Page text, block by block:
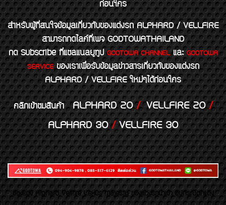
ก่อนใคร
สำหรับผู้ที่สนใจข้อมูลเกี่ยวกับของแต่งรถ ALPHARD / VELLFIRE
สามารถกดไลค์ที่เพจ GODTOWATHAILAND
กด Subscribe ที่แชลแนลยูทูปGODTOWA CHANNELและGODTOWA
SERVICEของเราเพื่อรับข้อมูลข่าวสารเกี่ยวกับของแต่งรถ
ALPHARD / VELLFIRE ใหม่ๆได้ก่อนใคร
คลิกเข้าชมสินค้า ALPHARD 20/VELLFIRE 20/
ALPHARD 30/VELLFIRE 30
ของเเต่ง Alphard Vellfire Lexus Majesty ของเเต่งรถนำเข้า อุปกรณ์ตกแต่ง